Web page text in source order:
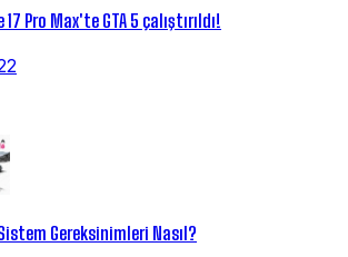
Pro Max'te GTA 5 çalıştırıldı!
Gereksinimleri Nasıl?